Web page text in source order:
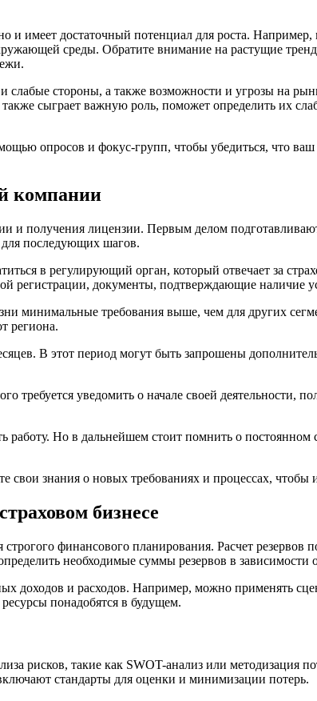
и имеет достаточный потенциал для роста.
среды. Обратите внимание на растущие
слабые стороны, а также возможности и угрозы на
сыграет важную роль, поможет определить их
опросов и фокус-групп, чтобы убедиться, что ваш
компании
и получения лицензии. Первым делом
последующих шагов.
в регулирующий орган, который отвечает за
регистрации, документы, подтверждающие наличие
минимальные требования выше, чем для других
региона.
В этот период могут быть запрошены
требуется уведомить о начале своей
Но в дальнейшем стоит помнить о постоянном
свои знания о новых требованиях и процессах,
бизнесе
финансового планирования. Расчет резервов
необходимые суммы резервов в
доходов и расходов. Например, можно применять
понадобятся в будущем.
рисков, такие как SWOT-анализ или методизация
стандарты для оценки и минимизации потерь.